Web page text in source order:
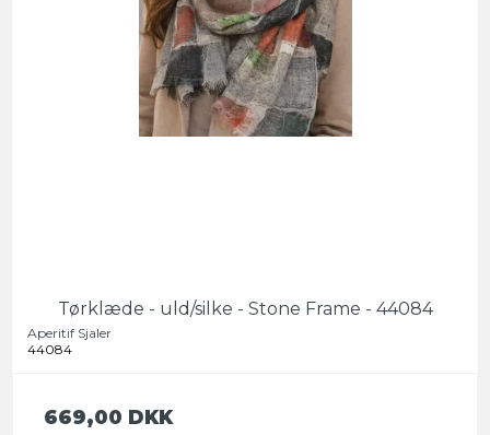
Tørklæde - uld/silke - Stone Frame - 44084
Aperitif Sjaler
44084
669,00 DKK